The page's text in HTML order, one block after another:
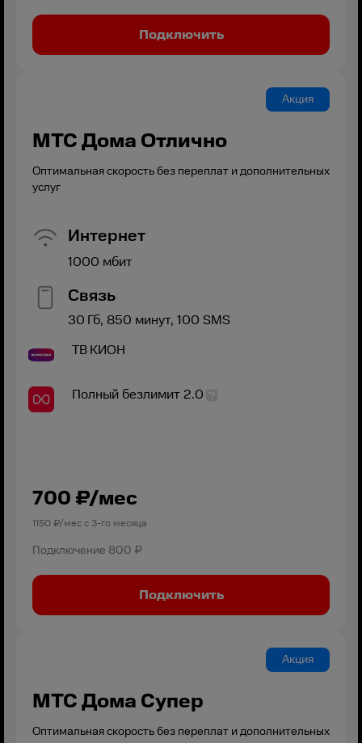
Подключить
Акция
МТС Дома Отлично
Оптимальная скорость без переплат и дополнительных
услуг
Интернет
1000 мбит
Связь
30 Гб, 850 минут, 100 SMS
ТВКИОН
Полный безлимит 2.0
700 ₽/мес
1150₽/мес с 3-го месяца
Подключение 800 ₽
Подключить
Акция
МТС Дома Супер
Оптимальная скорость без переплат и дополнительных